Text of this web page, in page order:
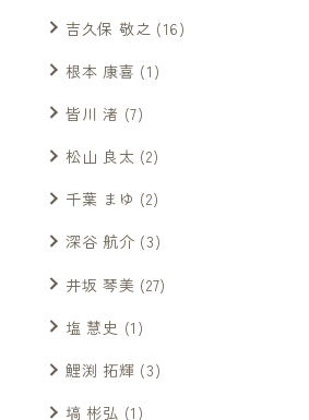
吉久保 敬之 (16)
根本 康喜 (1)
皆川 渚 (7)
松山 良太 (2)
千葉 まゆ (2)
深谷 航介 (3)
井坂 琴美 (27)
塩 慧史 (1)
鯉渕 拓輝 (3)
塙 彬弘 (1)